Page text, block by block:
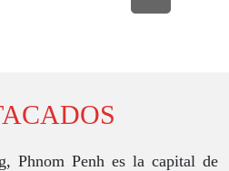
Phnom Penh es la capital de